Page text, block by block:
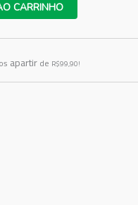
CARRINHO
apartirde R$99,90!